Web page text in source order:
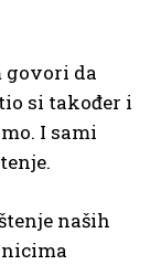
govori da
si također i
I sami
naših